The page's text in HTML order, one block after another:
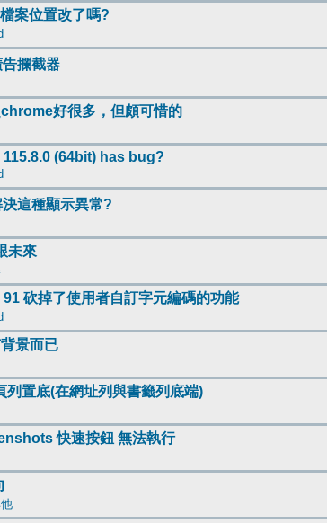
案位置改了嗎?
攔截器
好很多，但頗可惜的
(64bit) has bug?
這種顯示異常?
未來
砍掉了使用者自訂字元編碼的功能
景而已
列置底(在網址列與書籤列底端)
快速按鈕 無法執行